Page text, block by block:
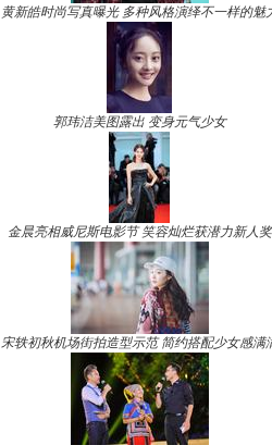
黄新皓时尚写真曝光 多种风格演绎不一样的魅
郭玮洁美图露出 变身元气少女
金晨亮相威尼斯电影节 笑容灿烂获潜力新人奖
宋轶初秋机场街拍造型示范 简约搭配少女感满